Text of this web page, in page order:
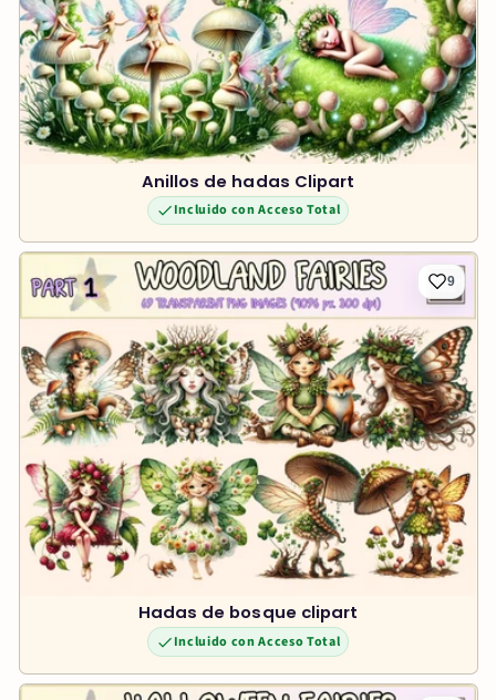
Anillos de hadas Clipart
Incluido con Acceso Total
9
Hadas de bosque clipart
Incluido con Acceso Total